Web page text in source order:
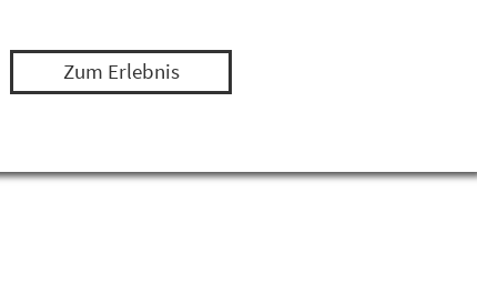
Zum Erlebnis